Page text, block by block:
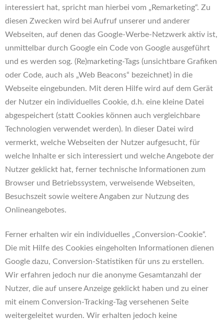
interessiert hat, spricht man hierbei vom „Remarketing“. Zu
diesen Zwecken wird bei Aufruf unserer und anderer
Webseiten, auf denen das Google-Werbe-Netzwerk aktiv ist,
unmittelbar durch Google ein Code von Google ausgeführt
und es werden sog. (Re)marketing-Tags (unsichtbare Grafiken
oder Code, auch als „Web Beacons“ bezeichnet) in die
Webseite eingebunden. Mit deren Hilfe wird auf dem Gerät
der Nutzer ein individuelles Cookie, d.h. eine kleine Datei
abgespeichert (statt Cookies können auch vergleichbare
Technologien verwendet werden). In dieser Datei wird
vermerkt, welche Webseiten der Nutzer aufgesucht, für
welche Inhalte er sich interessiert und welche Angebote der
Nutzer geklickt hat, ferner technische Informationen zum
Browser und Betriebssystem, verweisende Webseiten,
Besuchszeit sowie weitere Angaben zur Nutzung des
Onlineangebotes.
Ferner erhalten wir ein individuelles „Conversion-Cookie“.
Die mit Hilfe des Cookies eingeholten Informationen dienen
Google dazu, Conversion-Statistiken für uns zu erstellen.
Wir erfahren jedoch nur die anonyme Gesamtanzahl der
Nutzer, die auf unsere Anzeige geklickt haben und zu einer
mit einem Conversion-Tracking-Tag versehenen Seite
weitergeleitet wurden. Wir erhalten jedoch keine